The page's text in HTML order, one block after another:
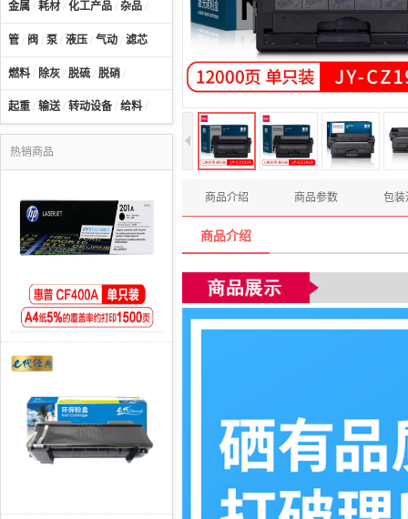
金属 / 耗材 / 化工产品 / 杂品 /
管 / 阀 / 泵 / 液压 / 气动 / 滤芯
燃料 / 除灰 / 脱硫 / 脱硝 /
起重 / 输送/ 转动设备 / 给料 /
热销商品
商品介绍 商品参数 包装
商品介绍